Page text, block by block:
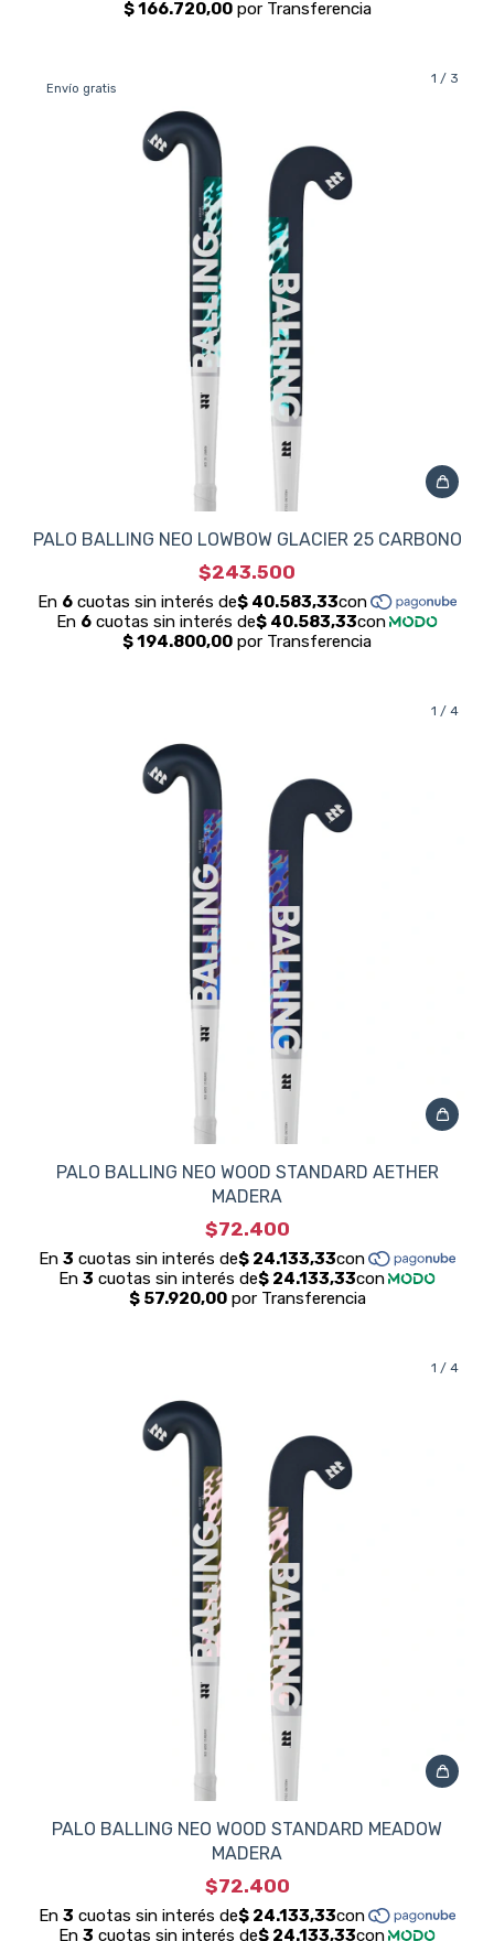
1 / 3
Envío gratis
PALO BALLING NEO LOWBOW GLACIER 25 CARBONO
$243.500
1 / 4
PALO BALLING NEO WOOD STANDARD AETHER
MADERA
$72.400
1 / 4
PALO BALLING NEO WOOD STANDARD MEADOW
MADERA
$72.400